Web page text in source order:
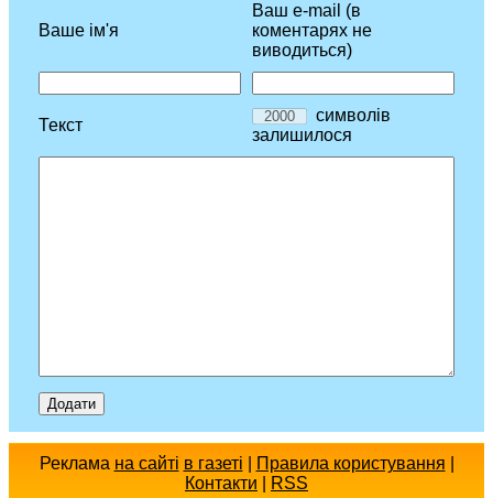
Ваше ім'я
Ваш e-mail (в
коментарях не
виводиться)
Текст
символів
залишилося
Реклама на сайті в газеті Правила користування
Контакти
RSS